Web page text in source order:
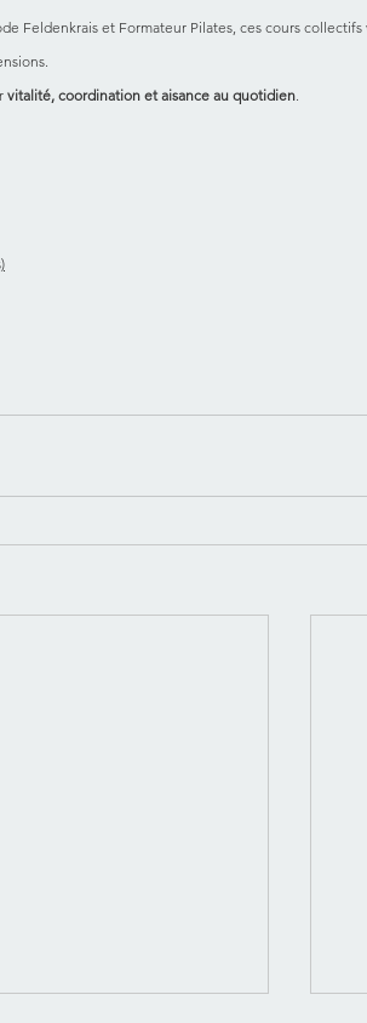
Feldenkrais et Formateur Pilates, ces cours collectifs
vitalité, coordination et aisance au quotidien.